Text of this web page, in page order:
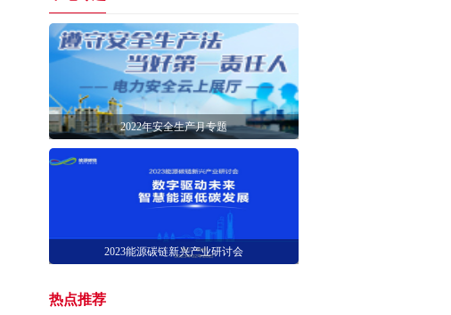
2022年安全生产月专题
2023能源碳链新兴产业研讨会
热点推荐